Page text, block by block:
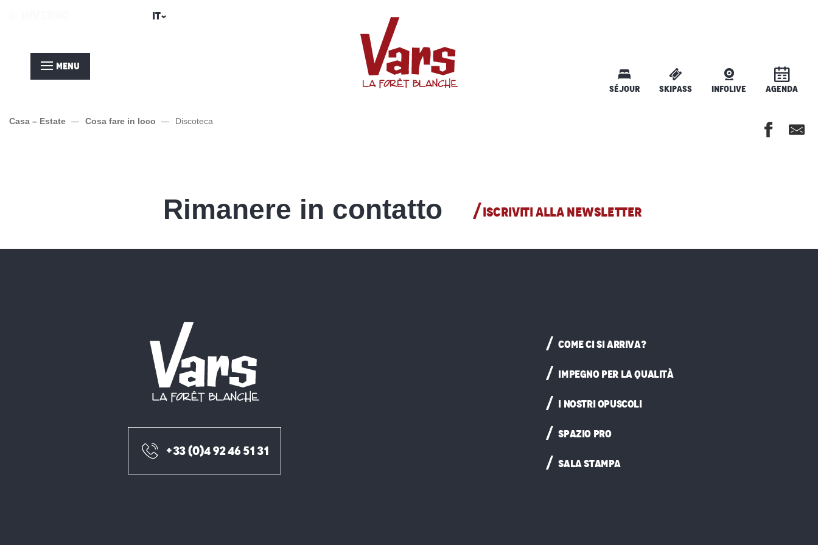
principal
IT
MENU
SÉJOUR SKIPASS INFOLIVE AGENDA
Discoteca
Casa – Estate Cosa fare in loco Discoteca
Rimanere in contatto ISCRIVITI ALLA NEWSLETTER
+33 (0)4 92 46 51 31
COME CI SI ARRIVA?
IMPEGNO PER LA QUALITÀ
I NOSTRI OPUSCOLI
SPAZIO PRO
SALA STAMPA